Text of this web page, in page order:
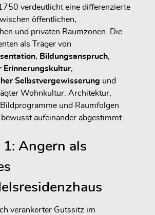
verdeutlicht eine differenzierte
öffentlichen,
und privaten Raumzonen. Die
als Träger von
, Bildungsanspruch,
Erinnerungskultur,
Selbstvergewisserung und
Wohnkultur. Architektur,
und Raumfolgen
aufeinander abgestimmt.
1: Angern als
verankerter Gutssitz im